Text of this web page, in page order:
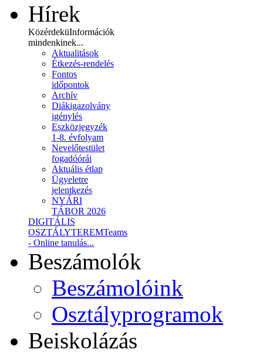
Hírek
KözérdeküInformációk
mindenkinek...
Aktualitások
Étkezés-rendelés
Fontos
időpontok
Archív
Diákigazolvány
igénylés
Eszközjegyzék
1-8. évfolyam
Nevelőtestület
fogadóórái
Aktuális étlap
Ügyeletre
jelentkezés
NYÁRI
TÁBOR 2026
DIGITÁLIS
OSZTÁLYTEREMTeams
- Online tanulás...
Beszámolók
Beszámolóink
Osztályprogramok
Beiskolázás